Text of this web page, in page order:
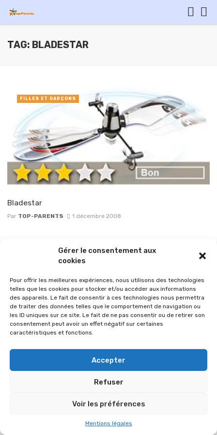
Gérer le consentement aux
cookies
Pour offrir les meilleures expériences, nous utilisons des technologies
telles que les cookies pour stocker et/ou accéder aux informations
des appareils. Le fait de consentir à ces technologies nous permettra
de traiter des données telles que le comportement de navigation ou
les ID uniques sur ce site. Le fait de ne pas consentir ou de retirer son
consentement peut avoir un effet négatif sur certaines
caractéristiques et fonctions.
Accepter
Refuser
Voir les préférences
Mentions légales
TAG: BLADESTAR
Bladestar
Par TOP-PARENTS 1 décembre 2008
FILLES ET GARÇONS
© 2026 Im-presse. Tous droits réservés.